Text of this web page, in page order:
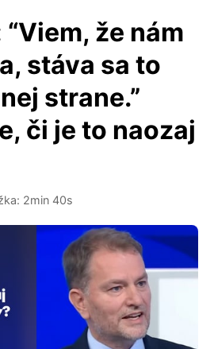
že nám
stáva sa to
strane.”
či je to naozaj
2min 40s